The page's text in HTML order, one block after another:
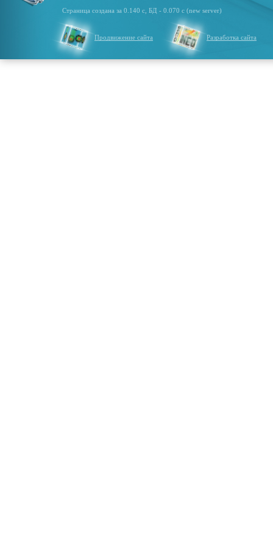
Страница создана за 0.140 с, БД - 0.070 с (new server)
Продвижение сайта Разработка сайта